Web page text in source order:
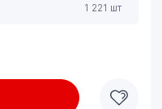
1 221 шт